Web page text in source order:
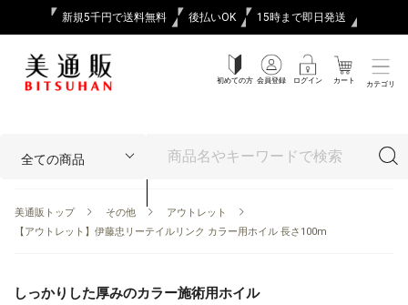
新規5千円で送料無料 後払いOK 15時まで即日発送
初めての方 会員登録 ログイン カート カテゴリ
美通販トップ その他
アウトレット
【アウトレット】伊藤忠リーテイルリンク カラー用ホイル 長さ100m
しっかりした厚みのカラー施術用ホイル